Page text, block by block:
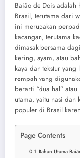
Baião de Dois adalah
Brasil, terutama dari
ini merupakan
kacangan, terutama
dimasak bersama
kering, ayam, atau
kaya dan tekstur
rempah yang
berarti “dua hal”
utama, yaitu nasi dan
populer di Brasil
Page Contents
Bahan Utama